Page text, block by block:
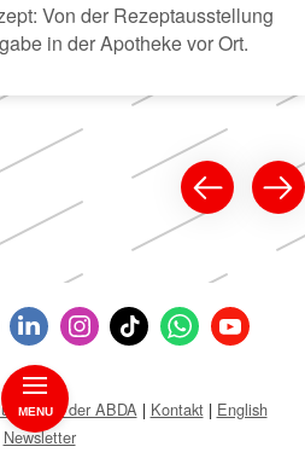
MENU
Von der Rezeptausstellung
in der Apotheke vor Ort.
Key der ABDA Kontakt
English
Newsletter